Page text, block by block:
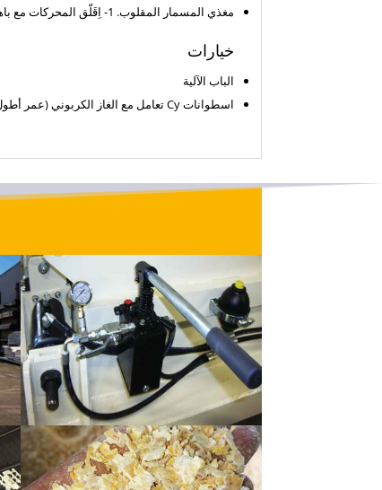
مغذي المسمار المقلوب. 1- اِقَلّق المحركات مع باهتة من أجل تعديل دقيق لمعدل الإنتاج.
خيارات
الباب الآلية
اسطوانات Cy تعامل مع الغاز الكربوني (عمر أطول).